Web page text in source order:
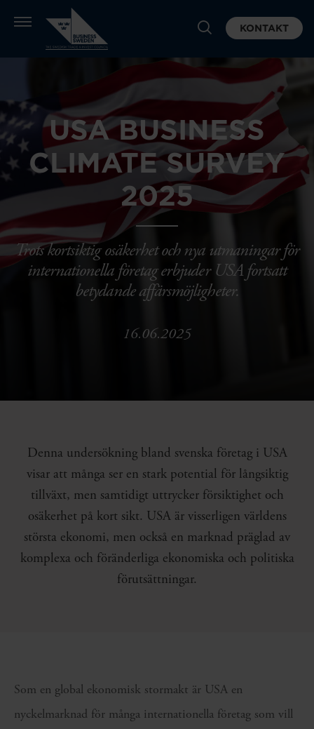
KONTAKT
USA BUSINESS
CLIMATE SURVEY
2025
Trots kortsiktig osäkerhet och nya utmaningar för
internationella företag erbjuder USA fortsatt
betydande affärsmöjligheter.
16.06.2025
Denna undersökning bland svenska företag i USA
visar att många ser en stark potential för långsiktig
tillväxt, men samtidigt uttrycker försiktighet och
osäkerhet på kort sikt. USA är visserligen världens
största ekonomi, men också en marknad präglad av
komplexa och föränderliga ekonomiska och politiska
förutsättningar.
Som en global ekonomisk stormakt är USA en
nyckelmarknad för många internationella företag som vill